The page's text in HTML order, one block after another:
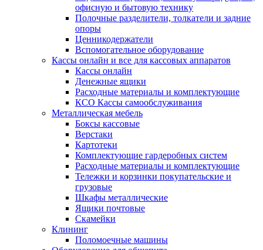
офисную и бытовую технику
Полочные разделители, толкатели и задние
опоры
Ценникодержатели
Вспомогательное оборудование
Кассы онлайн и все для кассовых аппаратов
Кассы онлайн
Денежные ящики
Расходные материалы и комплектующие
КСО Кассы самообслуживания
Металлическая мебель
Боксы кассовые
Верстаки
Картотеки
Комплектующие гардеробных систем
Расходные материалы и комплектующие
Тележки и корзинки покупательские и
грузовые
Шкафы металлические
Ящики почтовые
Скамейки
Клининг
Поломоечные машины